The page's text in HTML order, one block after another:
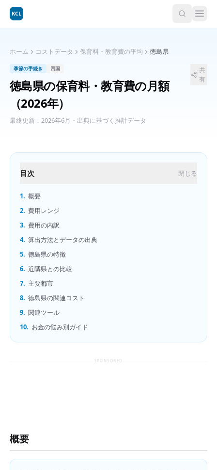
KCL
ホーム コストデータ 保育料・教育費の平均 徳島県
季節の手続き 四国
徳島県の保育料・教育費の月額
（2026年）
最終更新： 2026年6月 ・出典に基づく推計データ
共
有
目次 閉じる
1. 概要
2. 費用レンジ
3. 費用の内訳
4. 算出方法とデータの出典
5. 徳島県の特徴
6. 近隣県との比較
7. 主要都市
8. 徳島県の関連コスト
9. 関連ツール
10. お金の悩み別ガイド
SPONSORED
概要